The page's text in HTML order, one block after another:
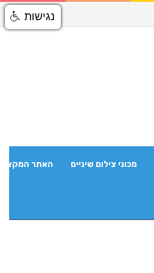
מכוני צילום שיניים האתר
נגישות